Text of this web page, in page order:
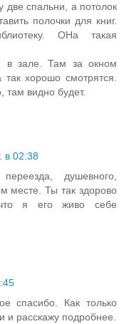
две спальни, а потолок
полочки для книг.
ОНа такая
в зале. Там за окном
хорошо смотрятся.
там видно будет.
в 02:38
душевного,
месте. Ты так здорово
я его живо себе
спасибо. Как только
и расскажу подробнее.